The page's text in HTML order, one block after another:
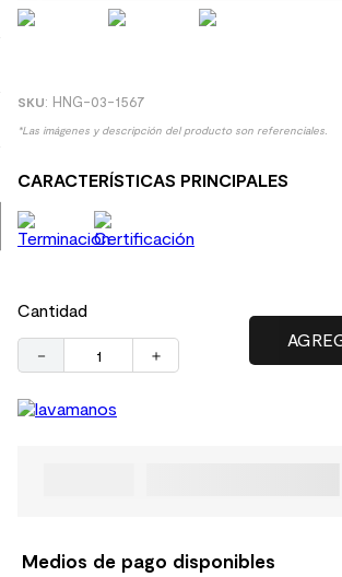
: HNG-03-1567
*Las imágenes y descripción del producto son referenciales.
CARACTERÍSTICAS PRINCIPALES
Cantidad
＋
－
Medios de pago disponibles